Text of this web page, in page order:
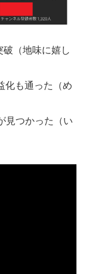
破（地味に嬉し
化も通った（め
見つかった（い